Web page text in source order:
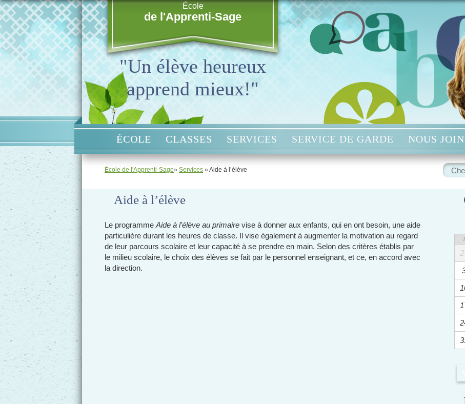
École
de l'Apprenti-Sage
"Un élève heureux
apprend mieux!"
ÉCOLE CLASSES SERVICES SERVICE DE GARDE NOUS
École de l'Apprenti-Sage» Services » Aide à l’élève
:
Aide à l’élève
Le programme Aide à l’élève au primaire vise à donner aux enfants, qui en ont besoin, une aide
particulière durant les heures de classe. Il vise également à augmenter la motivation au regard
de leur parcours scolaire et leur capacité à se prendre en main. Selon des critères établis par
le milieu scolaire, le choix des élèves se fait par le personnel enseignant, et ce, en accord avec
la direction.
l